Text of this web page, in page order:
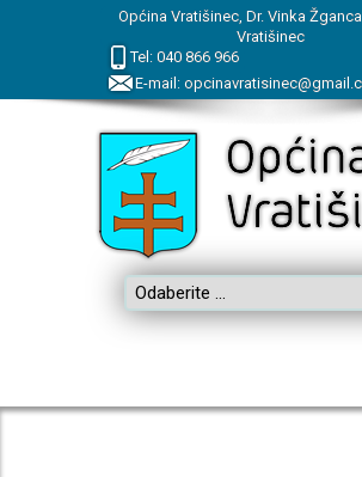
Općina Vratišinec, Dr. Vinka
Vratišinec
Tel: 040 866 966
E-mail: